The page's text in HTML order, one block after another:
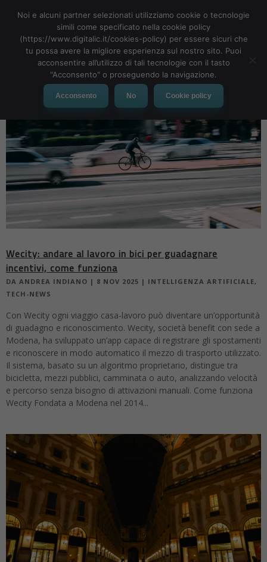
MENU
Wecity: andare al lavoro in bici per guadagnare
incentivi, come funziona
DA ANDREA INDIANO | 8 NOV 2025 | INTELLIGENZA ARTIFICIALE,
TECH-NEWS
Con Wecity ogni viaggio casa-lavoro può diventare un’opportunità
di guadagno e riconoscimento. Wecity, società benefit con sede a
Modena, ha sviluppato un’app capace di registrare gli spostamenti
e riconoscere in modo automatico il mezzo di trasporto utilizzato.
Il sistema, basato su un algoritmo proprietario, distingue tra
bicicletta, mezzi pubblici, camminata o auto, analizzando velocità
e percorso senza bisogno di attivazioni manuali. Come funziona
Wecity Fondata a Modena nel 2014...
Noi e alcuni partner selezionati utilizziamo cookie o tecnologie
simili come specificato nella cookie policy
(https://www.digitalic.it/cookies-policy) per essere sicuri che
tu possa avere la migliore esperienza sul nostro sito. Puoi
acconsentire all’utilizzo di tali tecnologie con il tasto
"Acconsento" o proseguendo la navigazione.
Acconsento No Cookie policy